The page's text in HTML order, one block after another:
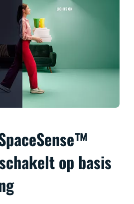
op basis